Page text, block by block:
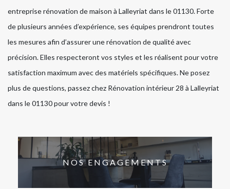
entreprise rénovation de maison à Lalleyriat dans le 01130. Forte
de plusieurs années d’expérience, ses équipes prendront toutes
les mesures afin d’assurer une rénovation de qualité avec
précision. Elles respecteront vos styles et les réalisent pour votre
satisfaction maximum avec des matériels spécifiques. Ne posez
plus de questions, passez chez Rénovation intérieur 28 à Lalleyriat
dans le 01130 pour votre devis !
NOS ENGAGEMENTS